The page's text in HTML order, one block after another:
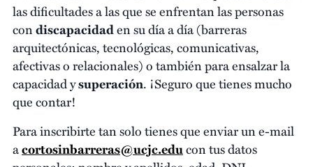
las dificultades a las que se enfrentan las personas
condiscapacidaden su día a día (barreras
arquitectónicas, tecnológicas, comunicativas,
afectivas o relacionales) o también para ensalzar la
capacidad ysuperación. ¡Seguro que tienes mucho
que contar!
Para inscribirte tan solo tienes que enviar un e-mail
acortosinbarreras@ucjc.educon tus datos